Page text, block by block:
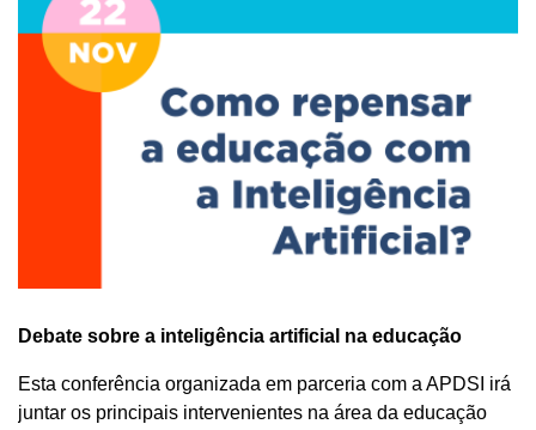
Debate sobre a inteligência artificial na educação
Esta conferência organizada em parceria com a APDSI irá
juntar os principais intervenientes na área da educação